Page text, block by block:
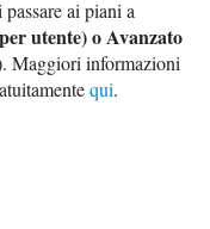
ai piani a
utente) oAvanzato
Maggiori informazioni
qui.